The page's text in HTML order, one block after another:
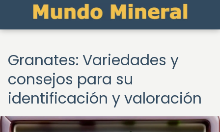
Granates: Variedades y
consejos para su
identificación y valoración